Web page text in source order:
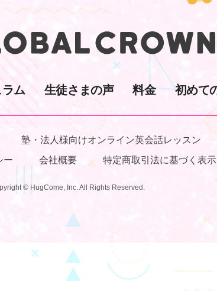
ム 生徒さまの声 料金 初めて
塾・法人様向けオンライン英会話レッスン
ー
会社概要 特定商取引法に基づく表示
© HugCome, Inc. All Rights Reserved.